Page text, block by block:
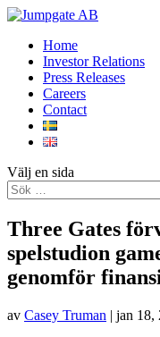
Home
Investor Relations
Press Releases
Careers
Contact
Välj en sida
Three Gates
spelstudion
genomför
av Casey Truman | jan 18,